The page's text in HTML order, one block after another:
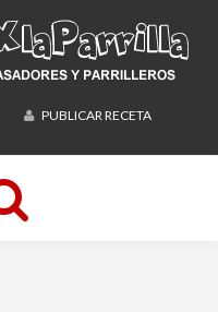
PUBLICAR RECETA